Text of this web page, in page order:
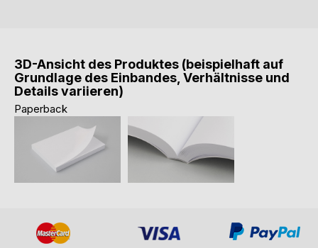
3D-Ansicht des Produktes (beispielhaft auf
Grundlage des Einbandes, Verhältnisse und
Details variieren)
Paperback